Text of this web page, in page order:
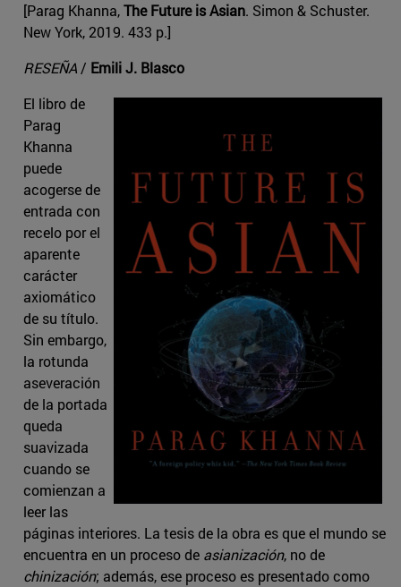
[Parag Khanna,The Future is Asian. Simon & Schuster.
New York, 2019. 433 p.]
RESEÑA/ Emili J. Blasco
El libro de
Parag
Khanna
puede
acogerse de
entrada con
recelo por el
aparente
carácter
axiomático
de su título.
Sin embargo,
la rotunda
aseveración
de la portada
queda
suavizada
cuando se
comienzan a
leer las
páginas interiores. La tesis de la obra es que el mundo se
encuentra en un proceso de asianización, no de
chinización; además, ese proceso es presentado como